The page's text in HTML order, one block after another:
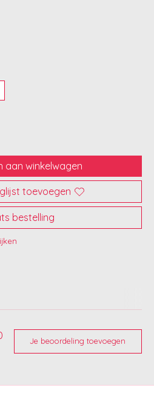
is
aan winkelwagen
toevoegen
bestelling
Je beoordeling toevoegen